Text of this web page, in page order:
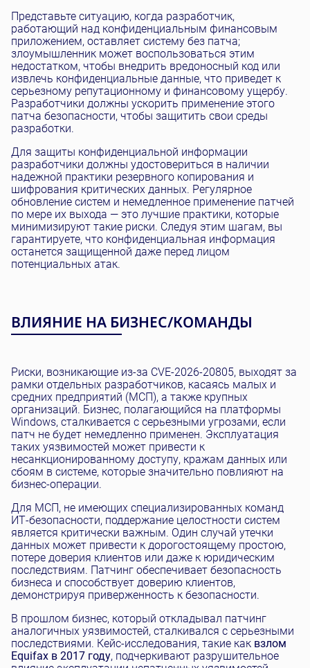
Представьте ситуацию, когда разработчик,
работающий над конфиденциальным финансовым
приложением, оставляет систему без патча;
злоумышленник может воспользоваться этим
недостатком, чтобы внедрить вредоносный код или
извлечь конфиденциальные данные, что приведет к
серьезному репутационному и финансовому ущербу.
Разработчики должны ускорить применение этого
патча безопасности, чтобы защитить свои среды
разработки.
Для защиты конфиденциальной информации
разработчики должны удостовериться в наличии
надежной практики резервного копирования и
шифрования критических данных. Регулярное
обновление систем и немедленное применение патчей
по мере их выхода — это лучшие практики, которые
минимизируют такие риски. Следуя этим шагам, вы
гарантируете, что конфиденциальная информация
останется защищенной даже перед лицом
потенциальных атак.
ВЛИЯНИЕ НА БИЗНЕС/КОМАНДЫ
Риски, возникающие из-за CVE-2026-20805, выходят за
рамки отдельных разработчиков, касаясь малых и
средних предприятий (МСП), а также крупных
организаций. Бизнес, полагающийся на платформы
Windows, сталкивается с серьезными угрозами, если
патч не будет немедленно применен. Эксплуатация
таких уязвимостей может привести к
несанкционированному доступу, кражам данных или
сбоям в системе, которые значительно повлияют на
бизнес-операции.
Для МСП, не имеющих специализированных команд
ИТ-безопасности, поддержание целостности систем
является критически важным. Один случай утечки
данных может привести к дорогостоящему простою,
потере доверия клиентов или даже к юридическим
последствиям. Патчинг обеспечивает безопасность
бизнеса и способствует доверию клиентов,
демонстрируя приверженность к безопасности.
В прошлом бизнес, который откладывал патчинг
аналогичных уязвимостей, сталкивался с серьезными
последствиями. Кейс-исследования, такие как взлом
Equifax в 2017 году, подчеркивают разрушительное